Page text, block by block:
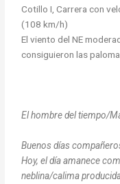
Cotillo I, Carrera con
(108 km/h)
El viento del NE
consiguieron las
El hombre del tiempo/
Buenos días
Hoy, el día amanece
neblina/calima